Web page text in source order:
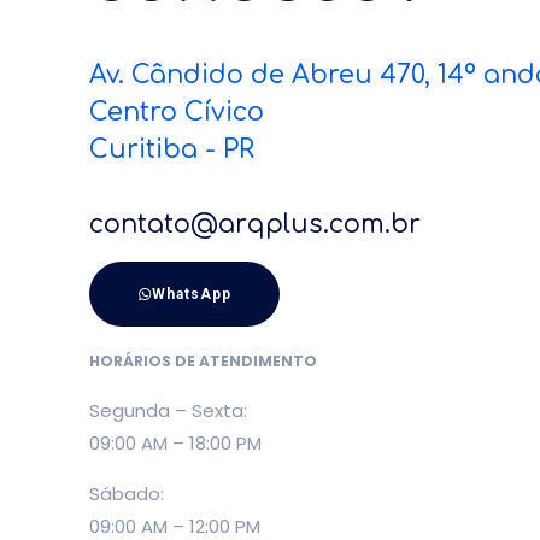
Av. Cândido de Abreu 470, 14º
Centro Cívico
Curitiba - PR
contato@arqplus.com.br
WhatsApp
HORÁRIOS DE ATENDIMENTO
Segunda – Sexta:
09:00 AM – 18:00 PM
Sábado:
09:00 AM – 12:00 PM